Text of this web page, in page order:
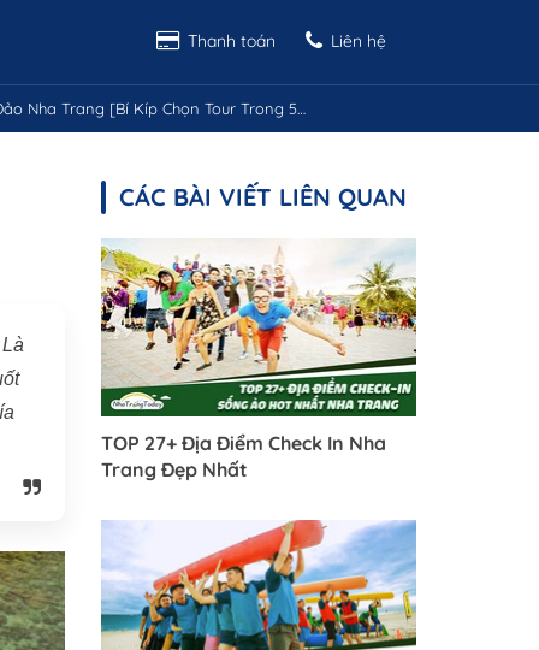
Thanh toán Liên hệ
Nha Trang [Bí Kíp Chọn Tour Trong 5 Phút]
CÁC BÀI VIẾT LIÊN QUAN
TOP 27+ Địa Điểm Check In Nha
Trang Đẹp Nhất